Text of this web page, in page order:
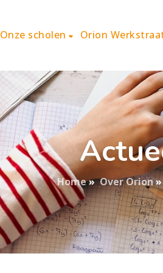
Onze scholen Orion
Home» Over Orion»